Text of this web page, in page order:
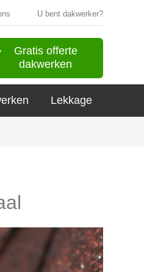
U bent dakwerker?
Gratis offerte
dakwerken
Lekkage